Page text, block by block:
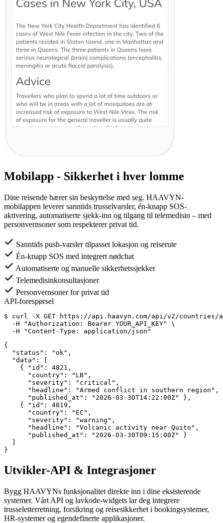
Mobilapp - Sikkerhet i hver lomme
Dine reisende bærer sin beskyttelse med seg. HAAVYN-
mobilappen leverer sanntids trusselvarsler, én-knapp SOS-
aktivering, automatiserte sjekk-inn og tilgang til telemedisin – med
personvernsoner som respekterer privat tid.
Sanntids push-varsler tilpasset lokasjon og reiserute
Én-knapp SOS med integrert nødchat
Automatiserte og manuelle sikkerhetssjekker
Telemedisinkonsultasjoner
Personvernsoner for privat tid
API-forespørsel
$ curl -X GET https://api.haavyn.com/api/v2/
  -H
"Authorization: Bearer YOUR_API_KEY"
\
  -H
"Content-Type: application/json"
{
"status" : "ok" ,
"data" : [
    {
"id" : 4821 ,
"country" : "LB" ,
"severity" : "critical" ,
"headline" : "Armed conflict in southern region" ,
"published_at" : "2026-03-30T14:22:00Z"
},
    {
"id" : 4819 ,
"country" : "EC" ,
"severity" : "warning" ,
"headline" : "Volcanic activity near Quito" ,
"published_at" : "2026-03-30T09:15:00Z"
}
}
Utvikler-API & Integrasjoner
Bygg HAAVYNs funksjonalitet direkte inn i dine eksisterende
systemer. Vårt API og lavkode-widgets lar deg integrere
trusseletterretning, forsikring og reisesikkerhet i bookingsystemer,
HR-systemer og egendefinerte applikasjoner.